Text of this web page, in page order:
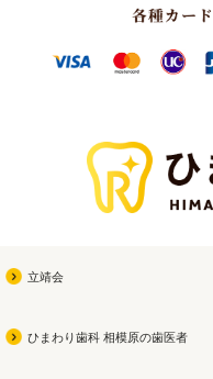
立靖会
ひまわり歯科 相模原の歯医者